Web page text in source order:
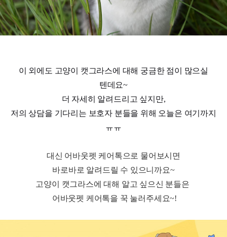
이 외에도 고양이 캣그라스에 대해 궁금한 점이 많으실
텐데요~
더 자세히 알려드리고 싶지만,
저의 상담을 기다리는 보호자 분들을 위해 오늘은 여기까지
ㅠㅠ
대신 어바웃펫 케어톡으로 물어보시면
바로바로 알려드릴 수 있으니까요~
고양이 캣그라스에 대해 알고 싶으신 분들은